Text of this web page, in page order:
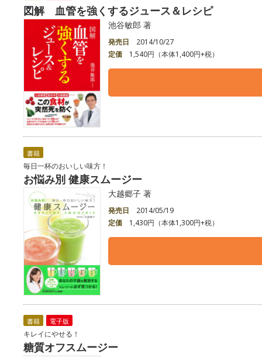
図解 血管を強くするジュース＆レシピ
池谷敏郎 著
発売日
2014/10/27
定価
1,540円（本体1,400円+税）
書籍
毎日一杯のおいしい味方！
お悩み別 健康スムージー
大越郷子 著
発売日
2014/05/19
定価
1,430円（本体1,300円+税）
書籍 電子版
キレイにやせる！
糖質オフスムージー